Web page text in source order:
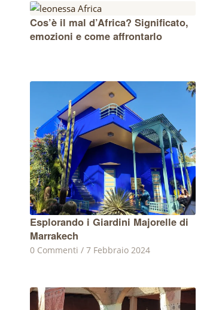
Cos’è il mal d’Africa? Significato,
emozioni e come affrontarlo
Esplorando i Giardini Majorelle di
Marrakech
0 Commenti / 7 Febbraio 2024